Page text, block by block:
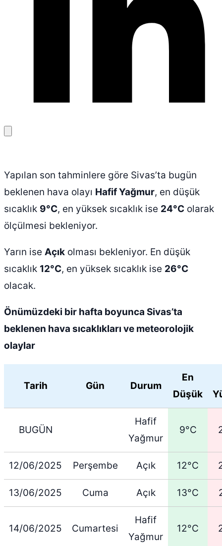
kopyala
Yapılan son tahminlere göre Sivas’ta bugün
beklenen hava olayı Hafif Yağmur, en düşük
sıcaklık 9°C, en yüksek sıcaklık ise 24°C olarak
ölçülmesi bekleniyor.
Yarın ise Açık olması bekleniyor. En düşük
sıcaklık 12°C, en yüksek sıcaklık ise 26°C
olacak.
Önümüzdeki bir hafta boyunca Sivas’ta
beklenen hava sıcaklıkları ve meteorolojik
olaylar
Tarih Gün Durum
En
Düşük
BUGÜN
Hafif
Yağmur
9°C
12/06/2025 Perşembe Açık 12°C
13/06/2025 Cuma Açık 13°C
14/06/2025 Cumartesi
Hafif
Yağmur
12°C